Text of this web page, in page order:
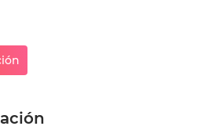
Queda disponible una
La Comunidad está
del alquiler. Los gastos de
y agua se pagan aparte.